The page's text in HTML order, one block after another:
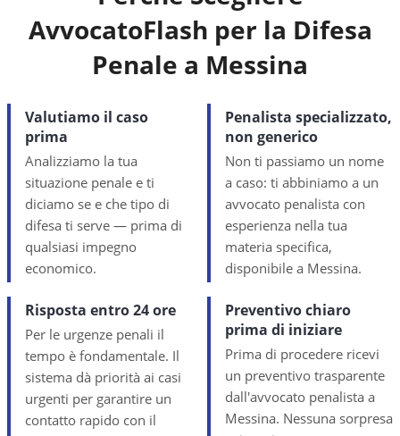
AvvocatoFlash per la Difesa
Penale a Messina
Valutiamo il caso
prima
Analizziamo la tua
situazione penale e ti
diciamo se e che tipo di
difesa ti serve — prima di
qualsiasi impegno
economico.
Penalista specializzato,
non generico
Non ti passiamo un nome
a caso: ti abbiniamo a un
avvocato penalista con
esperienza nella tua
materia specifica,
disponibile a Messina.
Risposta entro 24 ore
Per le urgenze penali il
tempo è fondamentale. Il
sistema dà priorità ai casi
urgenti per garantire un
contatto rapido con il
Preventivo chiaro
prima di iniziare
Prima di procedere ricevi
un preventivo trasparente
dall'avvocato penalista a
Messina. Nessuna sorpresa